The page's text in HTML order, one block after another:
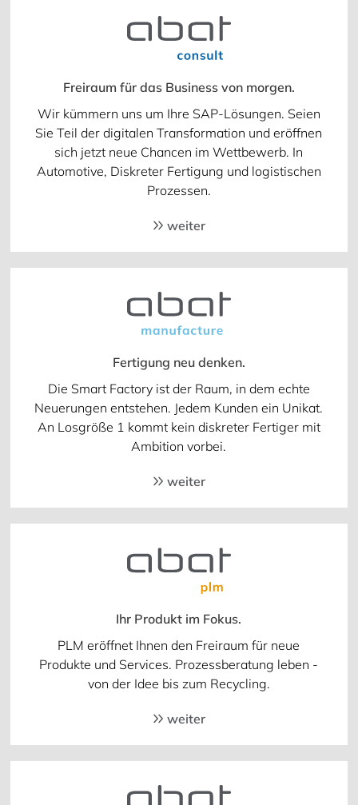
Freiraum für das Business von morgen.
Wir kümmern uns um Ihre SAP-Lösungen. Seien
Sie Teil der digitalen Transformation und eröffnen
sich jetzt neue Chancen im Wettbewerb. In
Automotive, Diskreter Fertigung und logistischen
Prozessen.
weiter
Fertigung neu denken.
Die Smart Factory ist der Raum, in dem echte
Neuerungen entstehen. Jedem Kunden ein Unikat.
An Losgröße 1 kommt kein diskreter Fertiger mit
Ambition vorbei.
weiter
Ihr Produkt im Fokus.
PLM eröffnet Ihnen den Freiraum für neue
Produkte und Services. Prozessberatung leben -
von der Idee bis zum Recycling.
weiter